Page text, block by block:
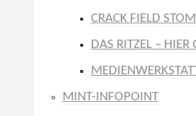
CRACK FIELD
DAS RITZEL – HIER
MINT-INFOPOINT